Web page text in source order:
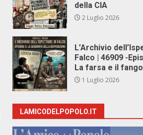
della CIA
2 Luglio 2026
L’Archivio
Falco | 46909 -
La farsa e il fango
1 Luglio 2026
LAMICODELPOPOLO.IT